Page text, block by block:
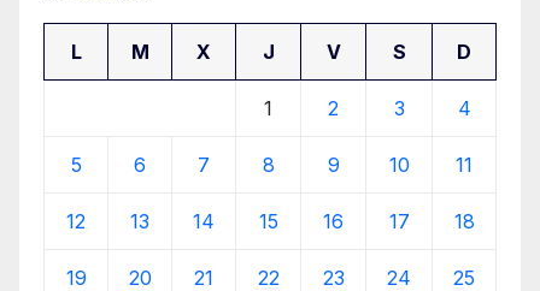
L M X J V S D
1 2 3 4
5 6 7 8 9 10 11
12 13 14 15 16 17 18
19 20 21 22 23 24 25